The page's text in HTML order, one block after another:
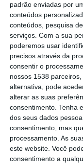
padrão enviadas por
conteúdos
conteúdos, pesquisa
serviços. Com a sua
poderemos usar
precisos através da
consentir o
nossos 1538
alternativa, pode
alterar as suas
consentimento. Tenha
dos seus dados
consentimento, mas
processamento. As
este website. Você
consentimento a
O distrito de
de obstetrícia e
21 de agosto,
disponível no
Ambas as